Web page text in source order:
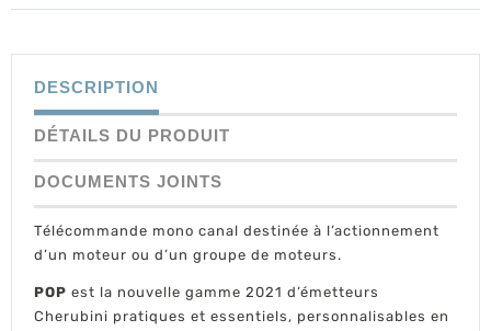
DESCRIPTION
DÉTAILS DU PRODUIT
DOCUMENTS JOINTS
Télécommande mono canal destinée à l’actionnement
d’un moteur ou d’un groupe de moteurs.
POP est la nouvelle gamme 2021 d’émetteurs
Cherubini pratiques et essentiels, personnalisables en